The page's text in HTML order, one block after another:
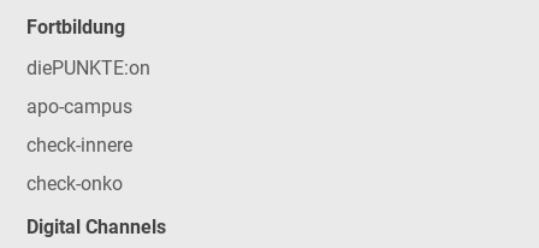
Fortbildung
diePUNKTE:on
apo-campus
check-innere
check-onko
Digital Channels